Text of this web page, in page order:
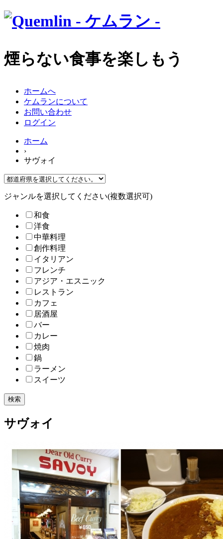
煙らない食事を楽しもう
ホームへ
ケムランについて
お問い合わせ
ログイン
ホーム
›
サヴォイ
ジャンルを選択してください(複数選択可)
和食
洋食
中華料理
創作料理
イタリアン
フレンチ
アジア・エスニック
レストラン
カフェ
居酒屋
バー
カレー
焼肉
鍋
ラーメン
スイーツ
検索
サヴォイ